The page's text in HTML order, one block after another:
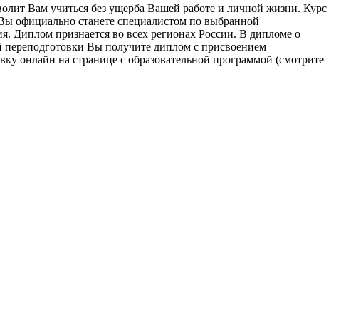
Вам учиться без ущерба Вашей работе и личной жизни. Курс
официально станете специалистом по выбранной
Диплом признается во всех регионах России. В дипломе о
Вы получите диплом с присвоением
онлайн на странице с образовательной программой (смотрите